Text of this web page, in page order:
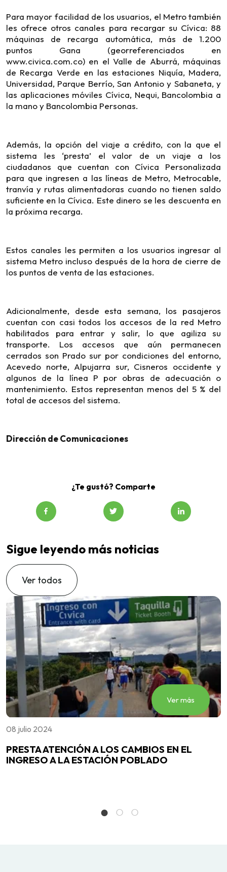
Para mayor facilidad de los usuarios, el Metro también
les ofrece otros canales para recargar su Cívica: 88
máquinas de recarga automática, más de 1.200
puntos Gana (georreferenciados en
www.civica.com.co) en el Valle de Aburrá, máquinas
de Recarga Verde en las estaciones Niquía, Madera,
Universidad, Parque Berrío, San Antonio y Sabaneta, y
las aplicaciones móviles Cívica, Nequi, Bancolombia a
la mano y Bancolombia Personas.
Además, la opción del viaje a crédito, con la que el
sistema les ‘presta’ el valor de un viaje a los
ciudadanos que cuentan con Cívica Personalizada
para que ingresen a las líneas de Metro, Metrocable,
tranvía y rutas alimentadoras cuando no tienen saldo
suficiente en la Cívica. Este dinero se les descuenta en
la próxima recarga.
Estos canales les permiten a los usuarios ingresar al
sistema Metro incluso después de la hora de cierre de
los puntos de venta de las estaciones.
Adicionalmente, desde esta semana, los pasajeros
cuentan con casi todos los accesos de la red Metro
habilitados para entrar y salir, lo que agiliza su
transporte. Los accesos que aún permanecen
cerrados son Prado sur por condiciones del entorno,
Acevedo norte, Alpujarra sur, Cisneros occidente y
algunos de la línea P por obras de adecuación o
mantenimiento. Estos representan menos del 5 % del
total de accesos del sistema.
Dirección de Comunicaciones
¿Te gustó? Comparte
Sigue leyendo más noticias
Ver todos
Ver más
08 julio 2024
PRESTA ATENCIÓN A LOS CAMBIOS EN EL
INGRESO A LA ESTACIÓN POBLADO